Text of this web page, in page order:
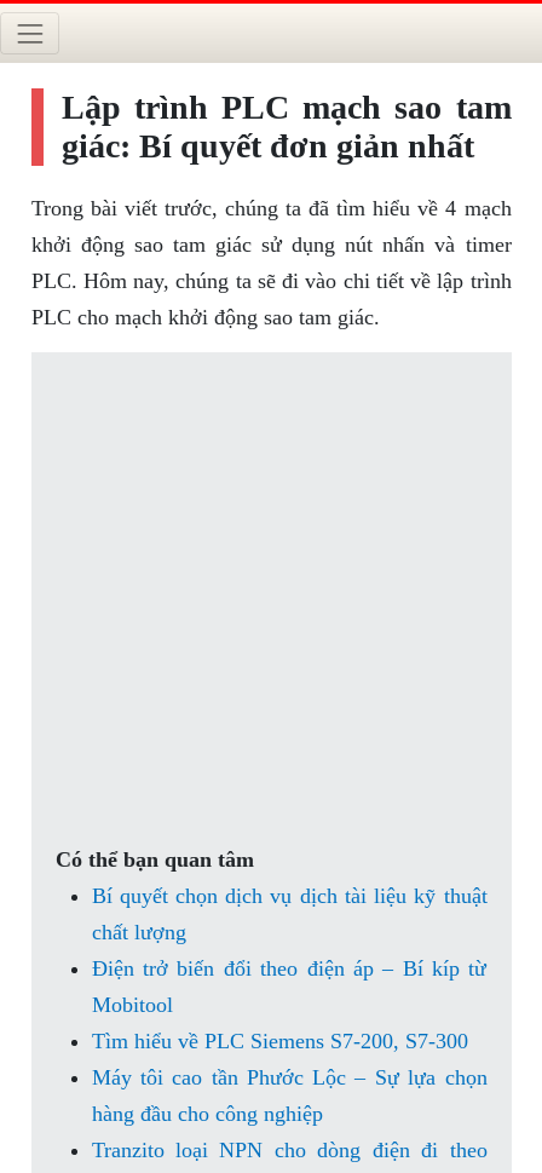
Lập trình PLC mạch sao tam
giác: Bí quyết đơn giản nhất
Trong bài viết trước, chúng ta đã tìm hiểu về 4 mạch
khởi động sao tam giác sử dụng nút nhấn và timer
PLC. Hôm nay, chúng ta sẽ đi vào chi tiết về lập trình
PLC cho mạch khởi động sao tam giác.
Có thể bạn quan tâm
Bí quyết chọn dịch vụ dịch tài liệu kỹ thuật
chất lượng
Điện trở biến đổi theo điện áp – Bí kíp từ
Mobitool
Tìm hiểu về PLC Siemens S7-200, S7-300
Máy tôi cao tần Phước Lộc – Sự lựa chọn
hàng đầu cho công nghiệp
Tranzito loại NPN cho dòng điện đi theo